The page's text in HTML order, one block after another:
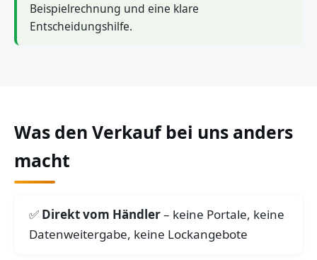
Beispielrechnung und eine klare
Entscheidungshilfe.
Was den Verkauf bei uns anders
macht
Direkt vom Händler– keine Portale, keine
Datenweitergabe, keine Lockangebote